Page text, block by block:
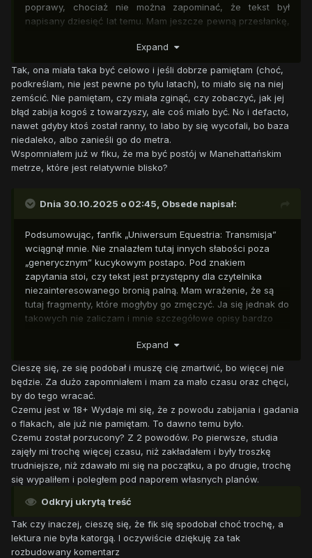
poprawy, chociaż nie można zapominać, że tekst był
napisany dziesięć lat temu. Mam jeszcze pewną przesłankę,
tutaj o nie wspominał, bo komentarz i tak jest już zbyt długi.
Expand
Tak, ona miała taka być celowo i jeśli dobrze pamiętam (choć,
podkreślam, nie jest pewne po tylu latach), to miało się na niej
zemścić. Nie pamiętam, czy miała zginąć, czy zobaczyć, jak jej
błąd zabija kogoś z towarzyszy, ale coś miało być. No i defacto,
nawet gdyby ktoś został ranny, to labo by się wycofali, bo baza
niedaleko, albo zanieśli go do metra.
Wspomniałem już w fiku, że ma być postój w Manehattańskim
metrze, które jest relatywnie blisko?
Dnia 30.10.2025 o 02:45, Obsede napisał:
Podsumowując, fanfik „Uniwersum Equestria: Transmisja”
wciągnął mnie. Nie znalazłem tutaj innych słabości poza
„generycznym” kucykowym postapo. Pod znakiem
zapytania stoi, czy tekst jest przystępny dla czytelnika
niezainteresowanego bronią palną. Mam wrażenie, że są
tutaj fragmenty, które mogłyby go zmęczyć. Ja się jednak do
takowych nie zaliczam i mnie szczegółowe opisy bardzo
rozdziały, a już z pewnością bym chciał wiedzieć, czemu
18+? Poza wulgaryzmami, nie znalazłem tutaj nic
szczególnie przemawiającego za taką klasyfikacją.
Expand
Cieszę się, ze się podobał i muszę cię zmartwić, bo więcej nie
będzie. Za dużo zapomniałem i mam za mało czasu oraz chęci,
by do tego wracać.
Czemu jest w 18+ Wydaje mi się, że z powodu zabijania i gadania
o flakach, ale już nie pamiętam. To dawno temu było.
Czemu został porzucony? Z 2 powodów. Po pierwsze, studia
zajęły mi trochę więcej czasu, niż zakładałem i były troszkę
trudniejsze, niż zdawało mi się na początku, a po drugie, trochę
się wypaliłem i poległem pod naporem własnych planów.
Odkryj ukrytą treść
Tak czy inaczej, cieszę się, że fik się spodobał choć trochę, a
lektura nie była katorgą. I oczywiście dziękuję za tak
rozbudowany komentarz